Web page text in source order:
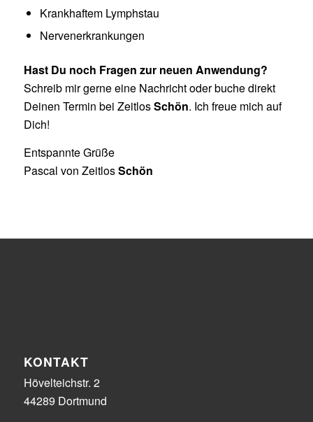
Krankhaftem Lymphstau
Nervenerkrankungen
Hast Du noch Fragen zur neuen Anwendung?
Schreib mir gerne eine Nachricht oder buche direkt
Deinen Termin bei ZeitlosSchön. Ich freue mich auf
Dich!
Entspannte Grüße
Pascal von ZeitlosSchön
KONTAKT
Hövelteichstr. 2
44289 Dortmund